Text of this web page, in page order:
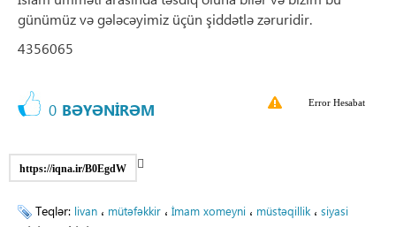
günümüz və gələcəyimiz üçün şiddətlə zəruridir.
4356065
0 BƏYƏNİRƏM Error Hesabat
https://iqna.ir/B0EgdW
Teqlər: livan ، mütəfəkkir ، İmam xomeyni ، müstəqillik ، siyasi